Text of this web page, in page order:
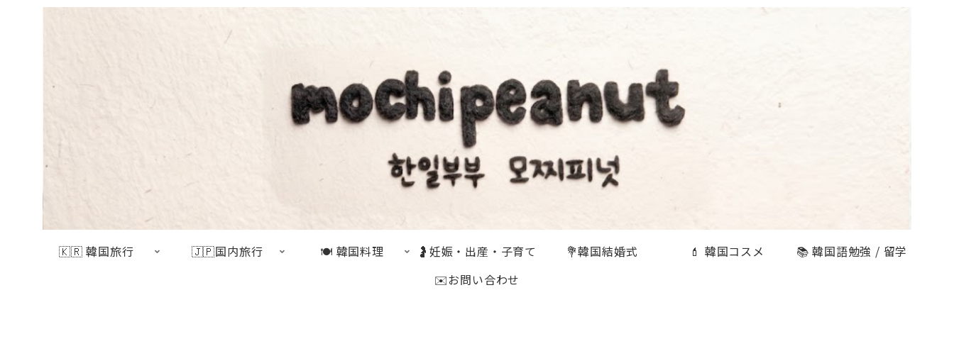
🇰🇷 韓国旅行 🇯🇵国内旅行 🍽 韓国料理 🤰妊娠・出産・子育て 💐韓国結婚式 💄 韓国コスメ
📚 韓国語勉強 / 留学
✉️お問い合わせ